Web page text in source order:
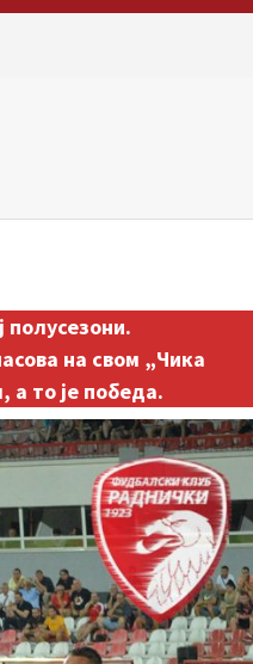
полусезони.
на свом „Чика
а то је победа.